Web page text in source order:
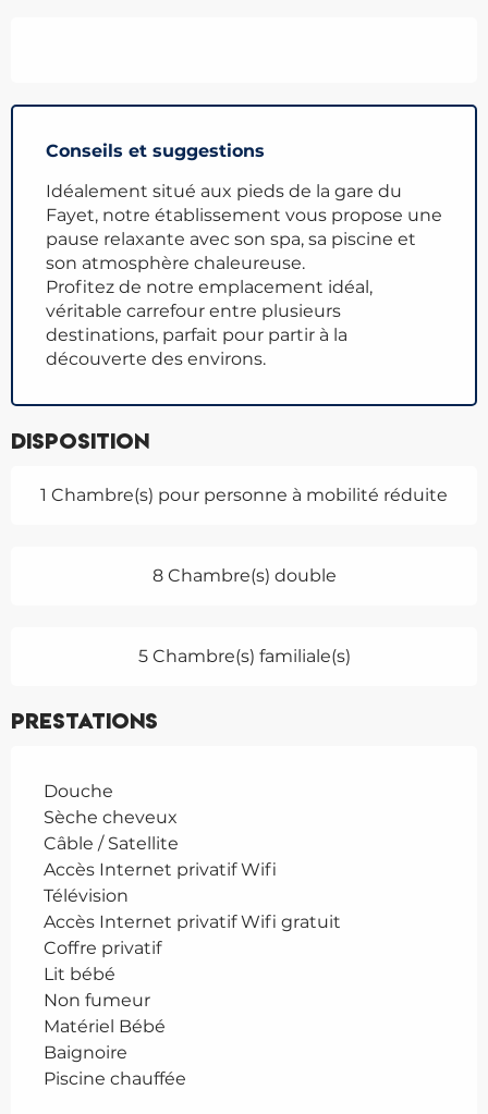
Conseils et suggestions
Idéalement situé aux pieds de la gare du
Fayet, notre établissement vous propose une
pause relaxante avec son spa, sa piscine et
son atmosphère chaleureuse.
Profitez de notre emplacement idéal,
véritable carrefour entre plusieurs
destinations, parfait pour partir à la
découverte des environs.
Disposition
1 Chambre(s) pour personne à mobilité réduite
8 Chambre(s) double
5 Chambre(s) familiale(s)
Prestations
Douche
Sèche cheveux
Câble / Satellite
Accès Internet privatif Wifi
Télévision
Accès Internet privatif Wifi gratuit
Coffre privatif
Lit bébé
Non fumeur
Matériel Bébé
Baignoire
Piscine chauffée